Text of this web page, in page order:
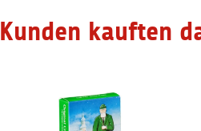
Kunden kauften